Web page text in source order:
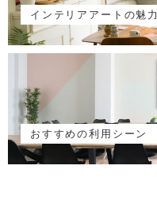
インテリアアートの魅力
おすすめの利用シーン